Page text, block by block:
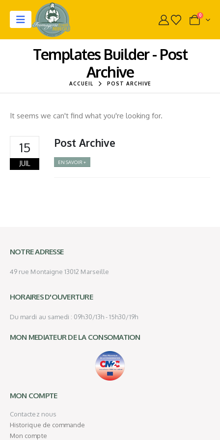
0
Templates Builder - Post
Archive
ACCUEIL POST ARCHIVE
It seems we can't find what you're looking for.
15
JUIL
Post Archive
EN SAVOIR +
NOTRE ADRESSE
49 rue Montaigne 13012 Marseille
HORAIRES D'OUVERTURE
Du mardi au samedi : 09h30/13h - 15h30/19h
MON MEDIATEUR DE LA CONSOMATION
MON COMPTE
Contactez nous
Historique de commande
Mon compte